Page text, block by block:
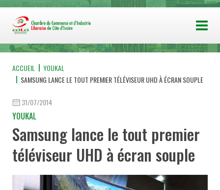
ACCUEIL
YOUKAL
SAMSUNG LANCE LE TOUT PREMIER TÉLÉVISEUR UHD À ÉCRAN SOUPLE
31/07/2014
YOUKAL
Samsung lance le tout premier
téléviseur UHD à écran souple